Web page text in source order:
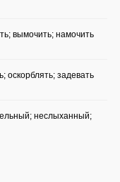
вымочить; намочить
оскорблять; задевать
неслыханный;